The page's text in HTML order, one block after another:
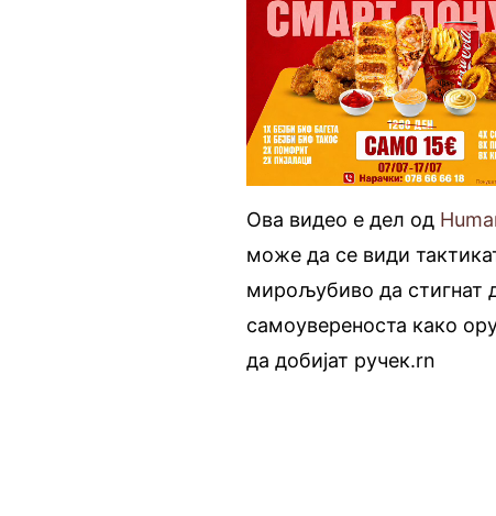
Ова видео е дел од
може да се види
мирољубиво да стигнат
самоувереноста како
да добијат ручек.rn